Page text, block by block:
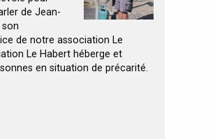
de Jean-
son
de notre association Le
Le Habert héberge et
en situation de précarité.